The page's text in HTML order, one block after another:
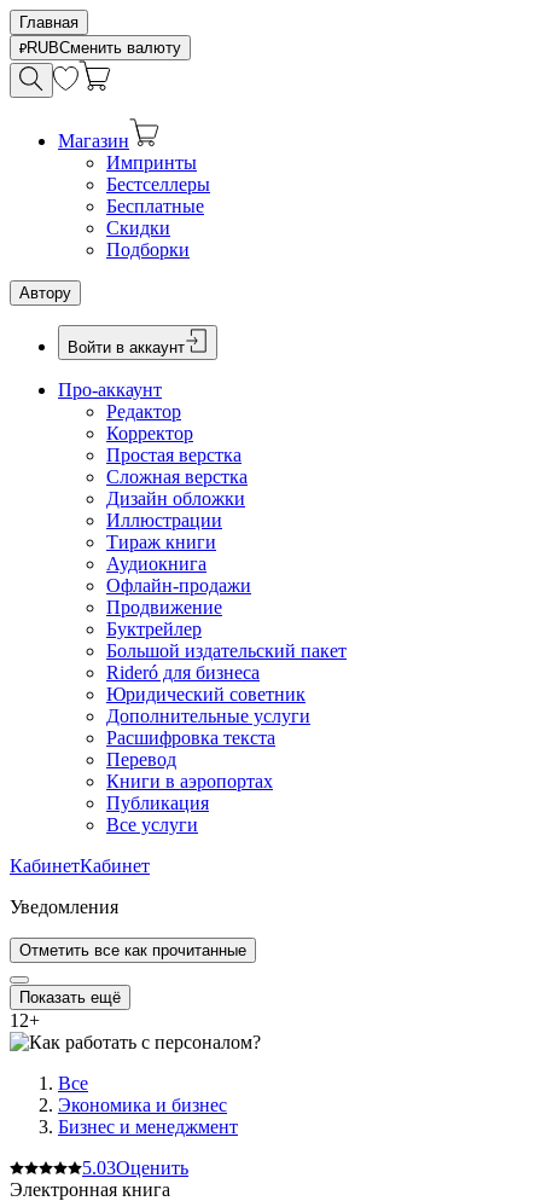
Главная
RUBСменить валюту
Магазин
Импринты
Бестселлеры
Бесплатные
Скидки
Подборки
Автору
Войти в аккаунт
Про-аккаунт
Редактор
Корректор
Простая верстка
Сложная верстка
Дизайн обложки
Иллюстрации
Тираж книги
Аудиокнига
Офлайн-продажи
Продвижение
Буктрейлер
Большой издательский пакет
Rideró для бизнеса
Юридический советник
Дополнительные услуги
Расшифровка текста
Перевод
Книги в аэропортах
Публикация
Все услуги
КабинетКабинет
Уведомления
Отметить все как прочитанные
Показать ещё
12+
Все
Экономика и бизнес
Бизнес и менеджмент
5.03Оценить
Электронная книга